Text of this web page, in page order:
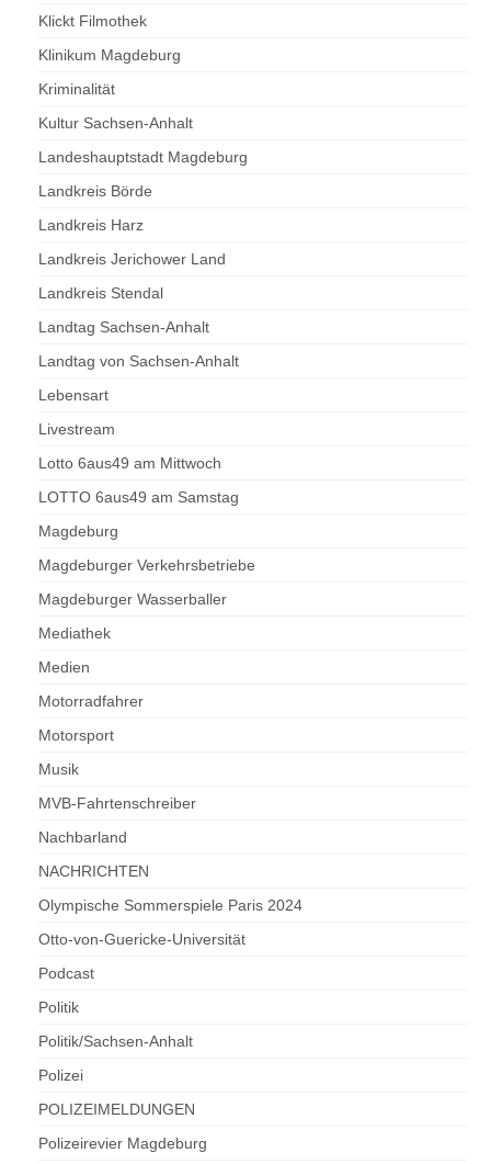
Klickt Filmothek
Klinikum Magdeburg
Kriminalität
Kultur Sachsen-Anhalt
Landeshauptstadt Magdeburg
Landkreis Börde
Landkreis Harz
Landkreis Jerichower Land
Landkreis Stendal
Landtag Sachsen-Anhalt
Landtag von Sachsen-Anhalt
Lebensart
Livestream
Lotto 6aus49 am Mittwoch
LOTTO 6aus49 am Samstag
Magdeburg
Magdeburger Verkehrsbetriebe
Magdeburger Wasserballer
Mediathek
Medien
Motorradfahrer
Motorsport
Musik
MVB-Fahrtenschreiber
Nachbarland
NACHRICHTEN
Olympische Sommerspiele Paris 2024
Otto-von-Guericke-Universität
Podcast
Politik
Politik/Sachsen-Anhalt
Polizei
POLIZEIMELDUNGEN
Polizeirevier Magdeburg